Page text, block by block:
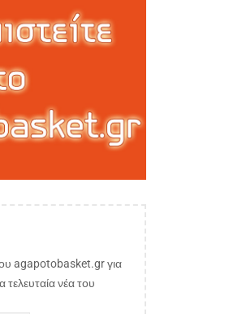
agapotobasket.gr για
τελευταία νέα του